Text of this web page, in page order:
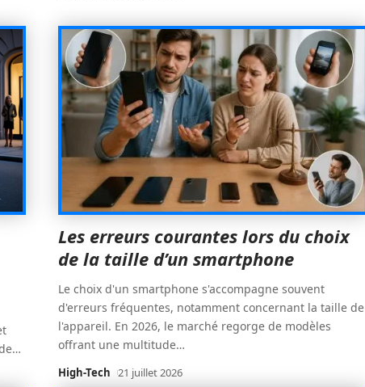
…
Les erreurs courantes lors du choix
de la taille d’un smartphone
Le choix d'un smartphone s'accompagne souvent
d'erreurs fréquentes, notamment concernant la taille de
l'appareil. En 2026, le marché regorge de modèles
offrant une multitude…
High-Tech 21 juillet 2026